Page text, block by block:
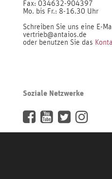
Fax: 034632-904397
Mo. bis Fr.: 8-16.30 Uhr
Schreiben Sie uns eine E-
vertrieb@antaios.de
oder benutzen Sie das
Soziale Netzwerke